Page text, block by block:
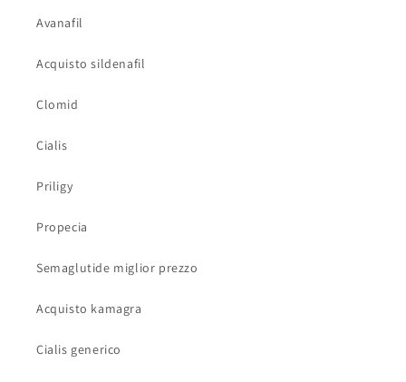
Avanafil
Acquisto sildenafil
Clomid
Cialis
Priligy
Propecia
Semaglutide miglior prezzo
Acquisto kamagra
Cialis generico